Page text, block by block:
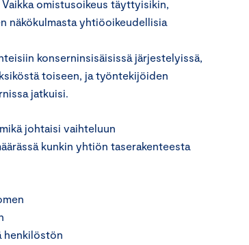
omistusoikeus täyttyisikin,
näkökulmasta yhtiöoikeudellisia
konserninsisäisissä järjestelyissä,
toiseen, ja työntekijöiden
jatkuisi.
johtaisi vaihteluun
kunkin yhtiön taserakenteesta
henkilöstön